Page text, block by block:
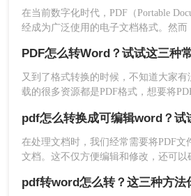
4、转换成功点击下载即可。
方法三、转转大师客户端批量pdf转
和格式的前提下，实现这一转换。不过
太了解PDF怎么转Word，所以今天教
在当前数字化时代，PDF（Portable
经成为广泛使用的电子文档格式。然而
至关重要。那么怎么把pdf文件转换成
重点介绍四种方法，帮助你将PDF文件
保持原有的格式不变。
PDF怎么转Word？试试这三种
又到了格式转换的时候，不知道大家
载的很多资源都是PDF格式，想要将
PDF文档转Word文档这个问题，一起
pdf怎么转换成可编辑word？试
在处理文档时，我们经常需要将PDF文
文档。这不仅方便编辑和修改，还可以
辑Word文档的技巧，帮助您提高工作效
pdf转word怎么转？这三种方法